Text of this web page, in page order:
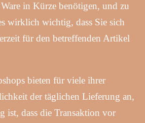
in Kürze benötigen, und zu
wirklich wichtig, dass Sie sich
für den betreffenden Artikel
bieten für viele ihrer
der täglichen Lieferung an,
ist, dass die Transaktion vor